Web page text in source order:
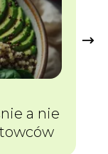
a nie